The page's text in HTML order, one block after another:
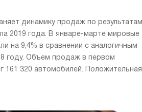
динамику продаж по результатам
2019 года. В январе-марте мировые
на 9,4% в сравнении с аналогичным
году. Объем продаж в первом
161 320 автомобилей. Положительная